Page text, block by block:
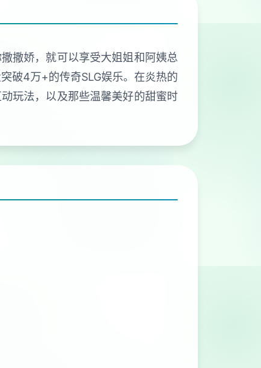
撒娇，就可以享受大姐姐和阿姨总
破4万+的传奇SLG娱乐。在炎热的
玩法，以及那些温馨美好的甜蜜时